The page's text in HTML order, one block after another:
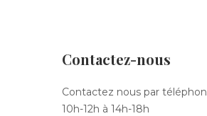
Contactez-nous
Contactez nous par
10h-12h à 14h-18h